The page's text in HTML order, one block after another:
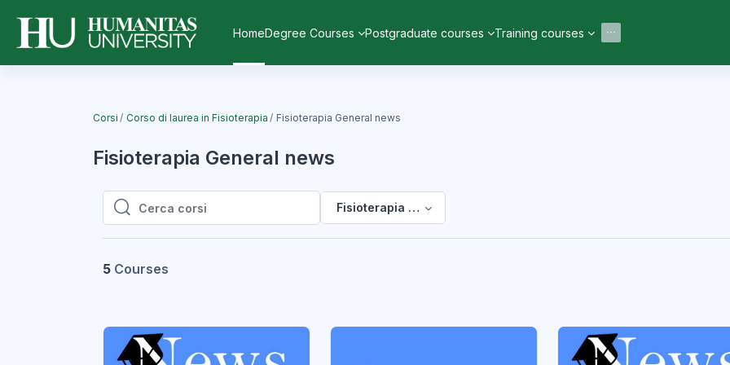
HomeDegree Courses Postgraduate courses Training courses
Corsi Corso di laurea in Fisioterapia Fisioterapia General news
Fisioterapia General news
Cerca corsi
Cerca corsi
Fisioterapia General news
5 Courses